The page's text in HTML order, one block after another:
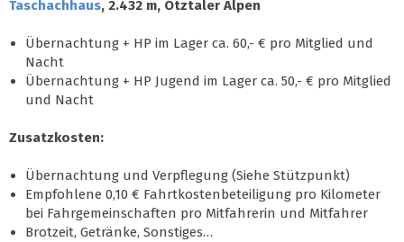
Taschachhaus, 2.432 m, Ötztaler Alpen
Übernachtung + HP im Lager ca. 60,- € pro Mitglied und
Nacht
Übernachtung + HP Jugend im Lager ca. 50,- € pro Mitglied
und Nacht
Zusatzkosten:
Übernachtung und Verpflegung (Siehe Stützpunkt)
Empfohlene 0,10 € Fahrtkostenbeteiligung pro Kilometer
bei Fahrgemeinschaften pro Mitfahrerin und Mitfahrer
Brotzeit, Getränke, Sonstiges…